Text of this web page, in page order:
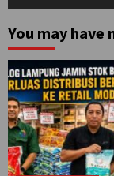
You may have